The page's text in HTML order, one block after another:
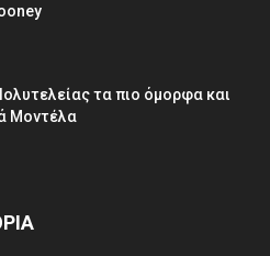
τα πιο όμορφα και
Μοντέλα